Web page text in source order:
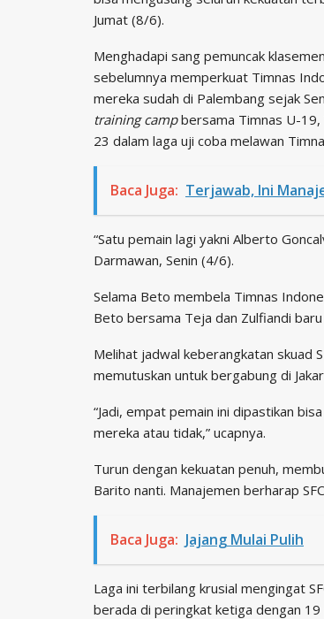
Jumat (8/6).
Menghadapi sang pemuncak
sebelumnya memperkuat Timnas
mereka sudah di Palembang sejak
training campbersama Timnas U-19,
23 dalam laga uji coba melawan
Baca Juga: Terjawab, Ini
“Satu pemain lagi yakni Alberto
Darmawan, Senin (4/6).
Selama Beto membela Timnas
Beto bersama Teja dan Zulfiandi
Melihat jadwal keberangkatan skuad
memutuskan untuk bergabung di
“Jadi, empat pemain ini dipastikan
mereka atau tidak,” ucapnya.
Turun dengan kekuatan penuh,
Barito nanti. Manajemen berharap
Baca Juga: Jajang Mulai Pulih
Laga ini terbilang krusial mengingat
berada di peringkat ketiga dengan